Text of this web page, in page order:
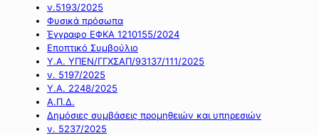
ν.5193/2025
Φυσικά πρόσωπα
Έγγραφο ΕΦΚΑ 1210155/2024
Εποπτικό Συμβούλιο
Υ.Α. ΥΠΕΝ/ΓΓΧΣΑΠ/93137/111/2025
ν. 5197/2025
Υ.Α. 2248/2025
Α.Π.Δ.
Δημόσιες συμβάσεις προμηθειών και υπηρεσιών
ν. 5237/2025